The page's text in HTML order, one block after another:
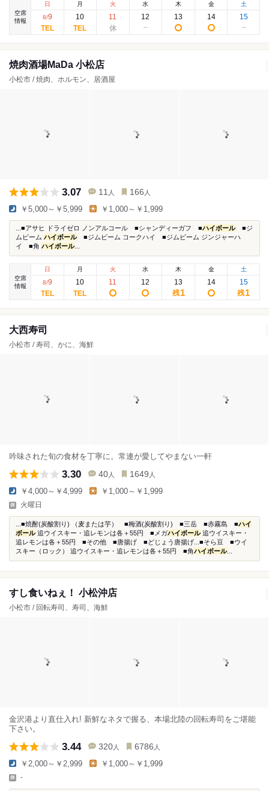
空席
情報
日
8/9
月
10
火
11
水
12
木
13
金
14
土
15
焼肉酒場MaDa 小松店
小松市 / 焼肉、ホルモン、居酒屋
3.07 11 人 166 人
￥5,000～￥5,999 ￥1,000～￥1,999
...■アサヒ ドライゼロ ノンアルコール ■シャンディーガフ ■ハイボール■ジ
ムビーム ハイボール■ジムビーム コークハイ ■ジムビーム ジンジャーハ
イ ■角 ハイボール...
空席
情報
日
8/9
月
10
火
11
水
12
木
13
残1
金
14
土
15
残1
大西寿司
小松市 / 寿司、かに、海鮮
吟味された旬の食材を丁寧に。常連が愛してやまない一軒
3.30 40 人 1649 人
￥4,000～￥4,999 ￥1,000～￥1,999
火曜日
...■焼酎(炭酸割り) （麦または芋） ■梅酒(炭酸割り) ■三岳 ■赤霧島 ■ハイ
ボール追ウイスキー・追レモンは各＋55円 ■メガハイボール追ウイスキー・
追レモンは各＋55円 ■その他 ■唐揚げ ■どじょう唐揚げ...■そら豆 ■ウイ
スキー（ロック） 追ウイスキー・追レモンは各＋55円 ■角ハイボール...
すし食いねぇ！ 小松沖店
小松市 / 回転寿司、寿司、海鮮
金沢港より直仕入れ! 新鮮なネタで握る、本場北陸の回転寿司をご堪能
下さい。
3.44 320 人 6786 人
￥2,000～￥2,999 ￥1,000～￥1,999
-